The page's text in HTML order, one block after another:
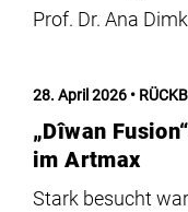
Prof. Dr. Ana
28. April 2026
„Dîwan
im Artmax
Stark besucht